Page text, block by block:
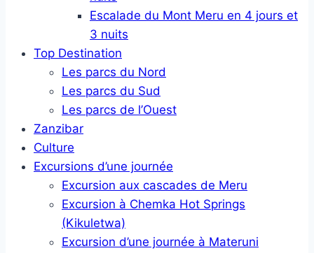
Escalade du Mont Meru en 4 jours et
3 nuits
Top Destination
Les parcs du Nord
Les parcs du Sud
Les parcs de l’Ouest
Zanzibar
Culture
Excursions d’une journée
Excursion aux cascades de Meru
Excursion à Chemka Hot Springs
(Kikuletwa)
Excursion d’une journée à Materuni